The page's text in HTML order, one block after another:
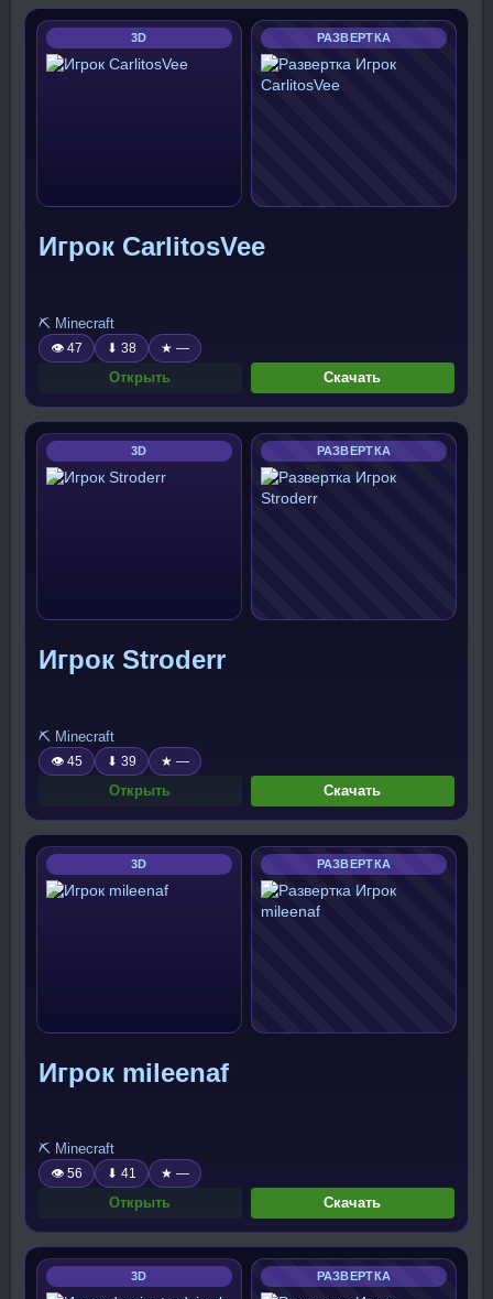
3D РАЗВЕРТКА
Игрок CarlitosVee
⛏️ Minecraft
👁 47 ⬇ 38 ★ —
Открыть Скачать
3D РАЗВЕРТКА
Игрок Stroderr
⛏️ Minecraft
👁 45 ⬇ 39 ★ —
Открыть Скачать
3D РАЗВЕРТКА
Игрок mileenaf
⛏️ Minecraft
👁 56 ⬇ 41 ★ —
Открыть Скачать
3D РАЗВЕРТКА